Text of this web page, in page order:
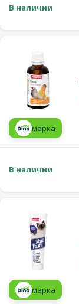
В наличии
марка
В наличии
марка